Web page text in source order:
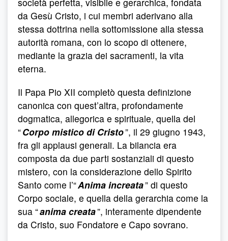
da Gesù Cristo, i cui membri aderivano alla
stessa dottrina nella sottomissione alla stessa
autorità romana, con lo scopo di ottenere,
mediante la grazia dei sacramenti, la vita
eterna.
Il Papa Pio XII completò questa definizione
canonica con quest’altra, profondamente
dogmatica, allegorica e spirituale, quella del
“Corpo mistico di Cristo”, il 29 giugno 1943,
fra gli applausi generali. La bilancia era
composta da due parti sostanziali di questo
mistero, con la considerazione dello Spirito
Santo come l’“Anima increata” di questo
Corpo sociale, e quella della gerarchia come la
sua “anima creata”, interamente dipendente
da Cristo, suo Fondatore e Capo sovrano.